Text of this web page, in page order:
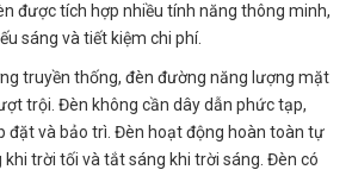
được tích hợp nhiều tính năng thông minh,
sáng và tiết kiệm chi phí.
truyền thống, đèn đường năng lượng mặt
trội. Đèn không cần dây dẫn phức tạp,
đặt và bảo trì. Đèn hoạt động hoàn toàn tự
trời tối và tắt sáng khi trời sáng. Đèn có